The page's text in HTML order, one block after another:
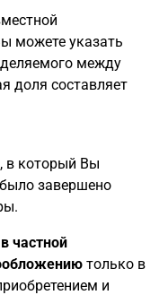
можете указать
между
доля составляет
в который Вы
завершено
частной
только в
и